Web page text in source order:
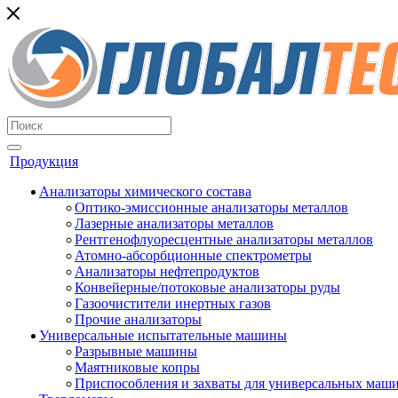
Продукция
Анализаторы химического состава
Оптико-эмиссионные анализаторы металлов
Лазерные анализаторы металлов
Рентгенофлуоресцентные анализаторы металлов
Атомно-абсорбционные спектрометры
Анализаторы нефтепродуктов
Конвейерные/потоковые анализаторы руды
Газоочистители инертных газов
Прочие анализаторы
Универсальные испытательные машины
Разрывные машины
Маятниковые копры
Приспособления и захваты для универсальных